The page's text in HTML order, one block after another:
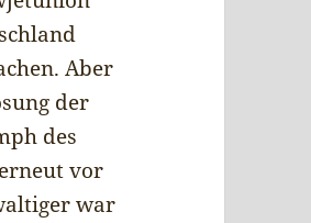
Aber
der
des
vor
war